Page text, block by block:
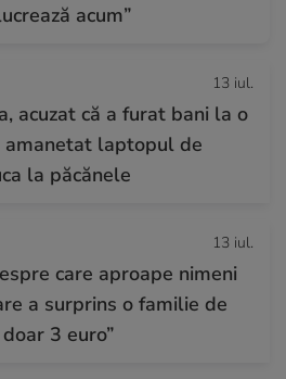
acum”
13 iul.
acuzat că a furat bani la o
amanetat laptopul de
la păcănele
13 iul.
care aproape nimeni
a surprins o familie de
3 euro”